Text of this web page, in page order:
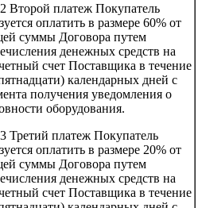
Второй платеж Покупатель
оплатить в размере 60% от
суммы Договора путем
денежных средств на
счет Поставщика в течение
календарных дней с
получения уведомления о
оборудования.
Третий платеж Покупатель
оплатить в размере 20% от
суммы Договора путем
денежных средств на
счет Поставщика в течение